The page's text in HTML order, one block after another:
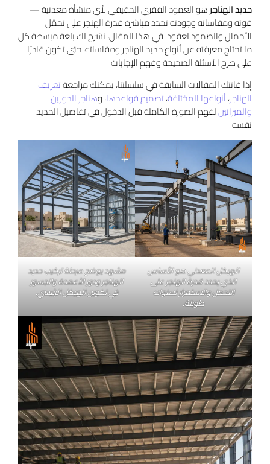
حديد الهناجرهو العمود الفقري الحقيقي لأي منشأة معدنية —
قوته ومقاساته وجودته تحدد مباشرة قدرة الهنجر على تحمّل
الأحمال والصمود لعقود. في هذا المقال، نشرح لك بلغة مبسطة كل
ما تحتاج معرفته عن أنواع حديد الهناجر ومقاساته، حتى تكون قادرًا
على طرح الأسئلة الصحيحة وفهم الإجابات.
إذا فاتتك المقالات السابقة في سلسلتنا، يمكنك مراجعةتعريف
الهناجر،أنواعها المختلفة،تصميم قواعدها، وهناجر الدورين
والميزانينلفهم الصورة الكاملة قبل الدخول في تفاصيل الحديد
نفسه.
الهيكل المعدني هو الأساس
الذي يحدد قدرة الهنجر على
التحمل والاستمرار لسنوات
طويلة.
مشهد يوضح مرحلة تركيب حديد
الهناجر ودور الأعمدة والجسور
في تكوين الهيكل الرئيسي.